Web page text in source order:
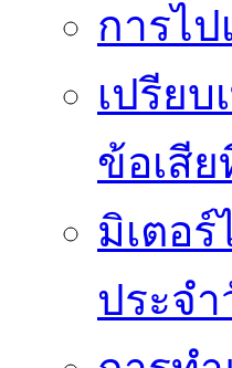
การไ
เปรีย
ข้อเสี
มิเตอ
ประจ